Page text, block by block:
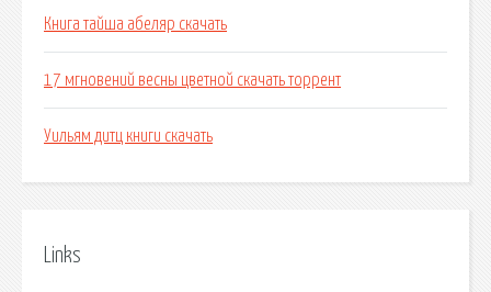
Книга тайша абеляр скачать
17 мгновений весны цветной скачать торрент
Уильям дитц книги скачать
Links